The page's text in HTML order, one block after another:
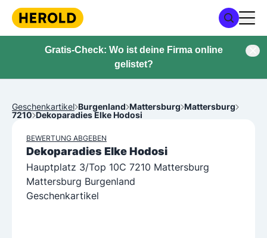
Gratis-Check: Wo ist deine Firma online
gelistet?
Geschenkartikel Burgenland Mattersburg Mattersburg
7210 Dekoparadies Elke Hodosi
BEWERTUNG ABGEBEN
Dekoparadies Elke Hodosi
Hauptplatz 3/Top 10C 7210 Mattersburg
Mattersburg Burgenland
Geschenkartikel